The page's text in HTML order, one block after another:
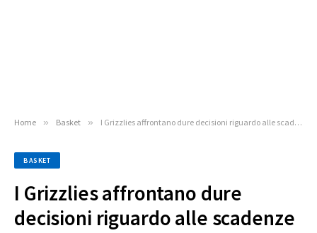
Home » Basket » I Grizzlies affrontano dure decisioni riguardo alle scadenze – Basketball Insiders
BASKET
I Grizzlies affrontano dure
decisioni riguardo alle scadenze